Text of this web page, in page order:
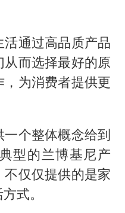
通过高品质产品
而选择最好的原
为消费者提供更
个整体概念给到
型的兰博基尼产
仅仅提供的是家
式。